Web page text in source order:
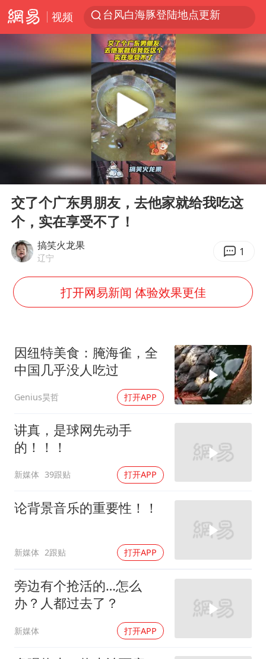
视频
台风白海豚登陆地点更新
看守所辅警收受10万获刑1年
台风白海豚进入48小时警戒线
中方回应是否在太平洋海底开采稀土
台风白海豚影响中国已成定局
U17国足1分钟轰2球
五粮液渠道价一箱上涨近百元
宇树科技发行价格150.80元/股
宇树科技王兴兴身家有望超200亿元
泰国一女公务员妆容引争议 本人回应
吉林一“温度计大楼”读数爆表
女子利用漏洞0元薅走3000多件家电
24小时不关空调 电费会更低吗
奋进开新局 实干挑大梁
Play
00:10
交了个广东男朋友，去他家就给我吃这
个，实在享受不了！
搞笑火龙果
辽宁 1
打开网易新闻 体验效果更佳
因纽特美食：腌海雀，全
中国几乎没人吃过
Genius昊哲 打开APP
讲真，是球网先动手
的！！！
新媒体 39跟贴 打开APP
论背景音乐的重要性！！
新媒体 2跟贴 打开APP
旁边有个抢活的…怎么
办？人都过去了？
新媒体 打开APP